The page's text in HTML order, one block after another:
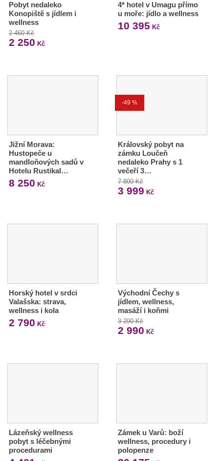
Pobyt nedaleko
Konopiště s jídlem i
wellness
2 460 Kč
2 250 Kč
4* hotel v Umagu přímo
u moře: jídlo a wellness
10 395 Kč
Jižní Morava:
Hustopeče u
mandloňových sadů v
Hotelu Rustikal…
8 250 Kč
-49 %
Královský pobyt na
zámku Loučeň
nedaleko Prahy s 1
večeří 3…
7 800 Kč
3 999 Kč
Horský hotel v srdci
Valašska: strava,
wellness i kola
2 790 Kč
Východní Čechy s
jídlem, wellness,
masáží i koňmi
3 200 Kč
2 990 Kč
Lázeňský wellness
pobyt s léčebnými
procedurami
Zámek u Varů: boží
wellness, procedury i
polopenze